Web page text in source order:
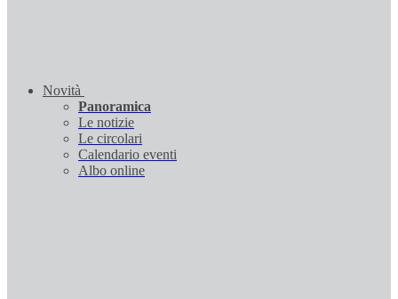
Novità
Panoramica
Le notizie
Le circolari
Calendario eventi
Albo online